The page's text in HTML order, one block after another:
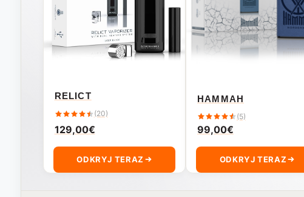
RELICT
(20)
129,00€
ODKRYJ TERAZ
HAMMAH
(5)
99,00€
ODKRYJ TERAZ